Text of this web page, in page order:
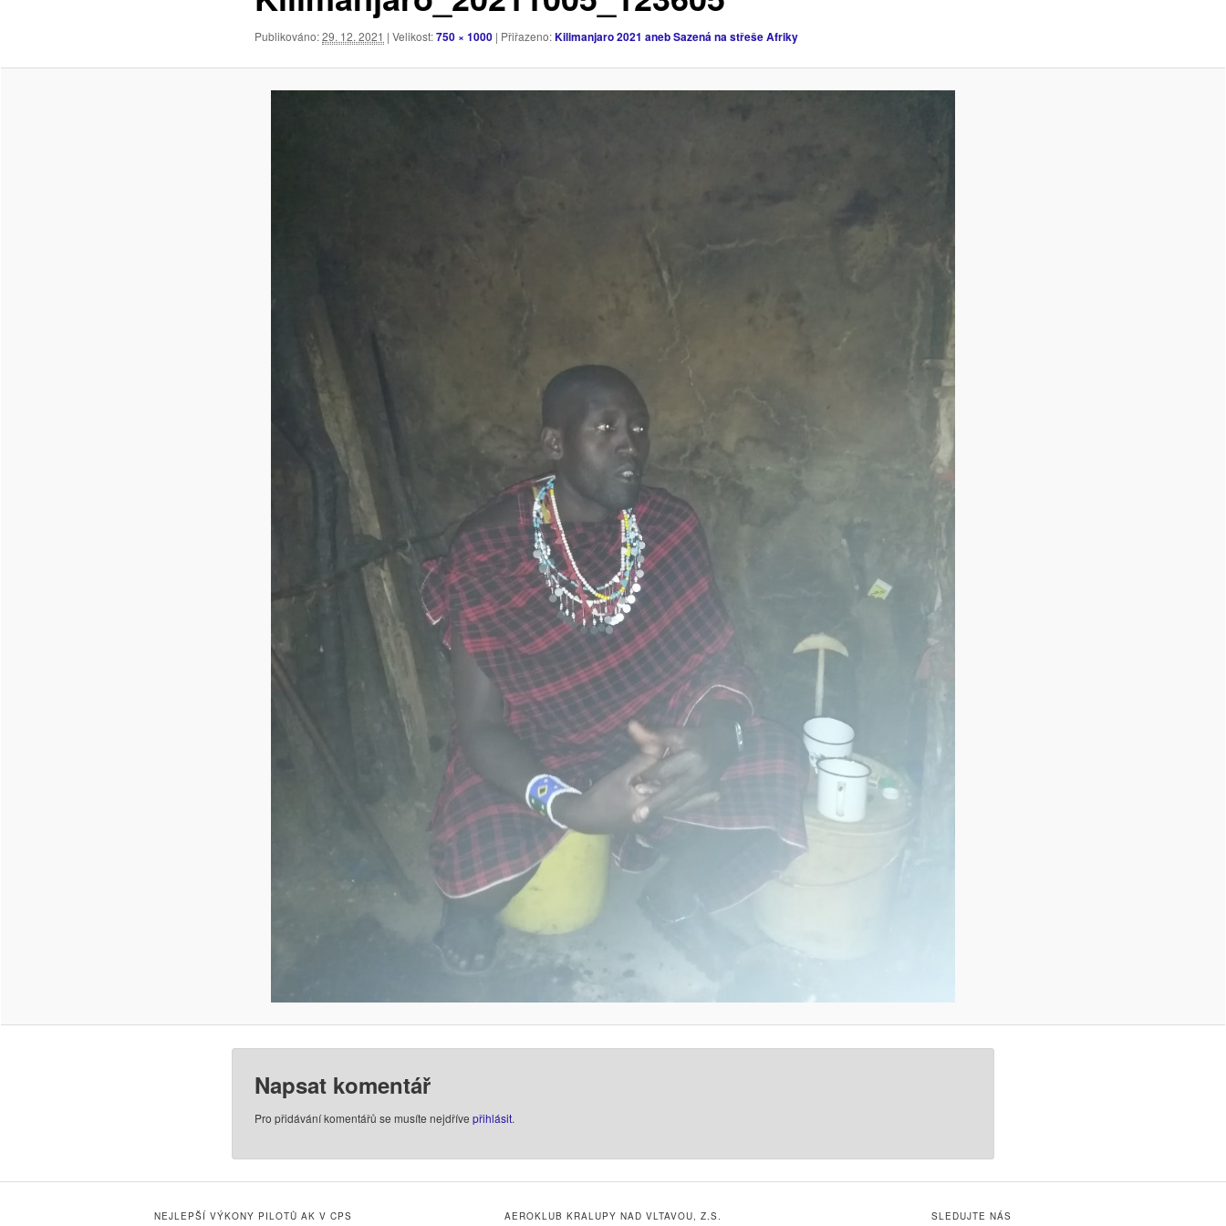
Publikováno:29. 12. 2021 | Velikost:750 × 1000 | Přiřazeno:Kilimanjaro 2021 aneb Sazená na střeše Afriky
Napsat komentář
Pro přidávání komentářů se musíte nejdřívepřihlásit.
NEJLEPŠÍ VÝKONY PILOTŮ AK V CPS AEROKLUB KRALUPY NAD VLTAVOU, Z.S. SLEDUJTE NÁS